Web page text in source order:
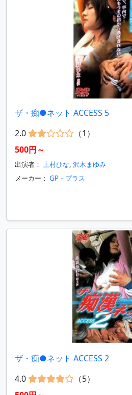
ザ・痴●ネット ACCESS 5
2.0
（1）
500円～
出演者： 上村ひな, 沢木まゆみ
メーカー： GP・プラス
ザ・痴●ネット ACCESS 2
4.0
（5）